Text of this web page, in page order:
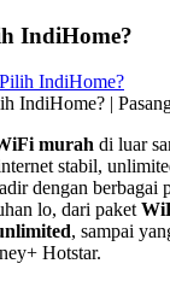
IndiHome?
IndiHome? |
murah di luar
stabil,
dengan berbagai
lo, dari paket
, sampai
Hotstar.